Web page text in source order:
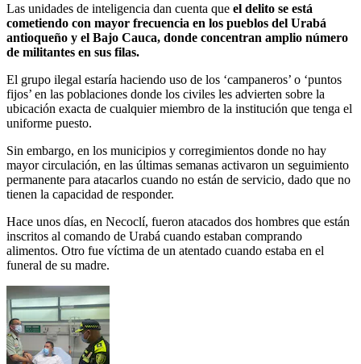
Las unidades de inteligencia dan cuenta que el delito se está
cometiendo con mayor frecuencia en los pueblos del Urabá
antioqueño y el Bajo Cauca, donde concentran amplio número
de militantes en sus filas.
El grupo ilegal estaría haciendo uso de los ‘campaneros’ o ‘puntos
fijos’ en las poblaciones donde los civiles les advierten sobre la
ubicación exacta de cualquier miembro de la institución que tenga el
uniforme puesto.
Sin embargo, en los municipios y corregimientos donde no hay
mayor circulación, en las últimas semanas activaron un seguimiento
permanente para atacarlos cuando no están de servicio, dado que no
tienen la capacidad de responder.
Hace unos días, en Necoclí, fueron atacados dos hombres que están
inscritos al comando de Urabá cuando estaban comprando
alimentos. Otro fue víctima de un atentado cuando estaba en el
funeral de su madre.